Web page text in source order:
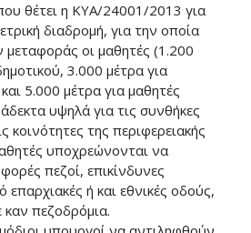
θέτει η ΚΥΑ/24001/2013 για
διαδρομή, για την οποία
μεταφοράς οι μαθητές (1.200
3.000 μέτρα για
5.000 μέτρα για μαθητές
υψηλά για τις συνθήκες
κοινότητες της περιφερειακής
υποχρεώνονται να
πεζοί, επικίνδυνες
ή και εθνικές οδούς,
πεζοδρόμια.